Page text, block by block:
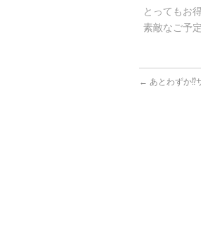
とってもお
素敵なご予
← あとわずか⁉︎